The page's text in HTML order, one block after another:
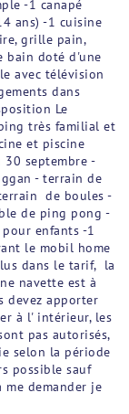
-1 canapé
ans) -1 cuisine
grille pain,
bain doté d'une
avec télévision
dans
Le
très familial et
et piscine
septembre -
- terrain de
de boules -
de ping pong -
enfants -1
le mobil home
dans le tarif, la
navette est à
devez apporter
à l' intérieur, les
pas autorisés,
selon la période
possible sauf
demander je